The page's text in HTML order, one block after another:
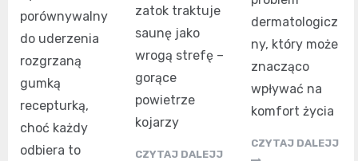
porównywalny
do uderzenia
rozgrzaną
gumką
recepturką,
choć każdy
odbiera to
zatok traktuje
saunę jako
wrogą strefę –
gorące
powietrze
kojarzy
CZYTAJ DALEJJ
dermatologicz
ny, który może
znacząco
wpływać na
komfort życia
CZYTAJ DALEJJ